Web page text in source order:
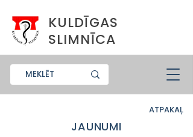
KULDĪGAS
SLIMNĪCA
ATPAKAĻ
JAUNUMI